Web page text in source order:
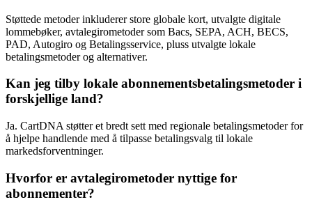
Støttede metoder inkluderer store globale kort, utvalgte digitale
lommebøker, avtalegirometoder som Bacs, SEPA, ACH, BECS,
PAD, Autogiro og Betalingsservice, pluss utvalgte lokale
betalingsmetoder og alternativer.
Kan jeg tilby lokale abonnementsbetalingsmetoder i
forskjellige land?
Ja. CartDNA støtter et bredt sett med regionale betalingsmetoder for
å hjelpe handlende med å tilpasse betalingsvalg til lokale
markedsforventninger.
Hvorfor er avtalegirometoder nyttige for
abonnementer?